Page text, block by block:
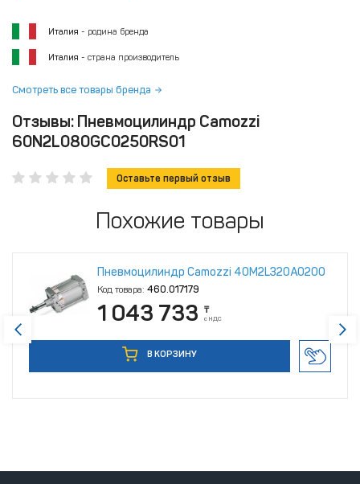
Италия - родина бренда
Италия - страна производитель
Смотреть все товары бренда
Отзывы: Пневмоцилиндр Camozzi
60N2L080GC0250RS01
Оставьте первый отзыв
Похожие товары
Пневмоцилиндр Camozzi 40M2L320A0200
Код товара: 460.017179
1 043 733 ₸
с НДС
В КОРЗИНУ